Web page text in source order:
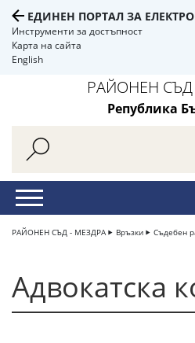
ЕДИНЕН ПОРТАЛ ЗА
Инструменти за достъпност
Карта на сайта
English
РАЙОНЕН
Република
РАЙОНЕН СЪД - МЕЗДРА Връзки Съдебен
Адвокатска